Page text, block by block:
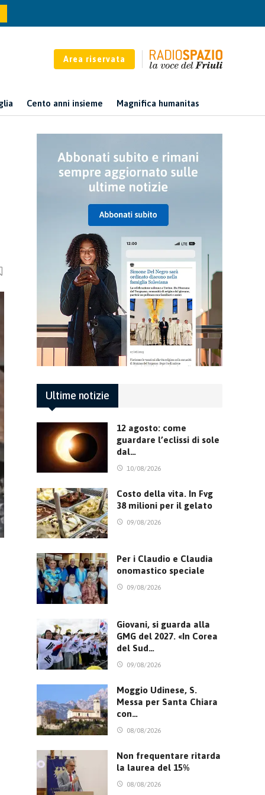
Area riservata
Cento anni insieme Magnifica humanitas
Ultime notizie
12 agosto: come
guardare l’eclissi di sole
dal…
10/08/2026
Costo della vita. In Fvg
38 milioni per il gelato
09/08/2026
Per i Claudio e Claudia
onomastico speciale
09/08/2026
Giovani, si guarda alla
GMG del 2027. «In Corea
del Sud…
09/08/2026
Moggio Udinese, S.
Messa per Santa Chiara
con…
08/08/2026
Non frequentare ritarda
la laurea del 15%
08/08/2026